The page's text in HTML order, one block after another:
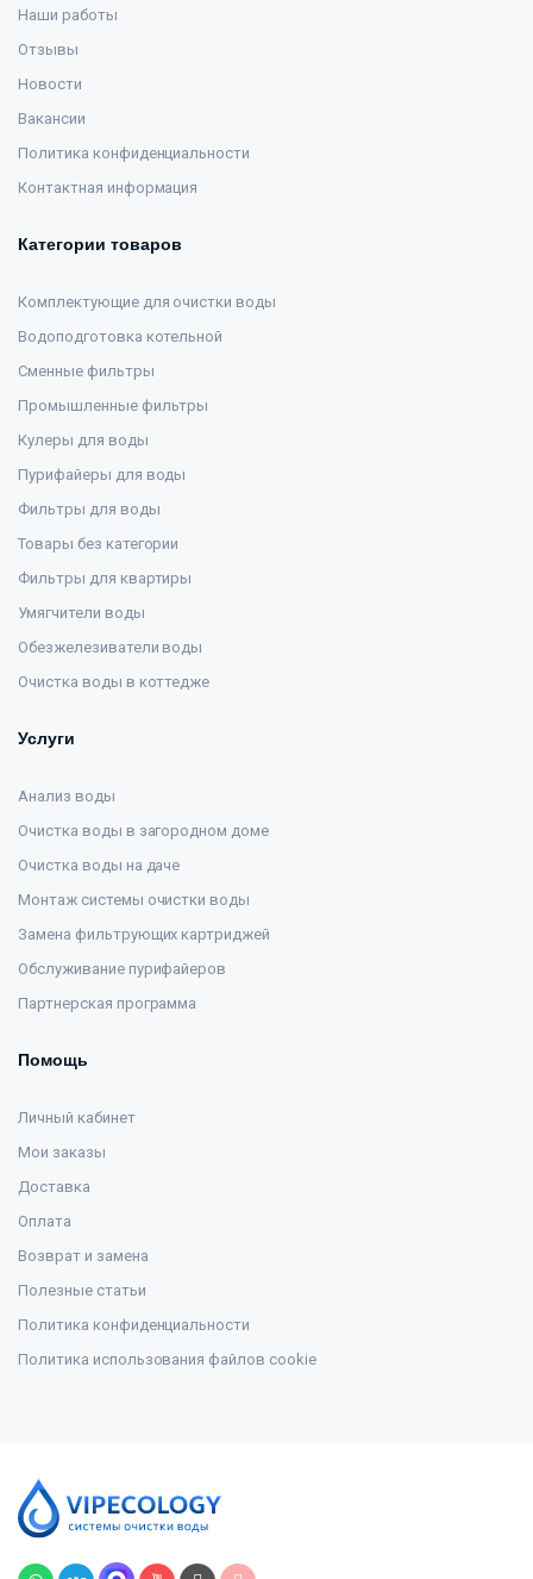
Наши работы
Отзывы
Новости
Вакансии
Политика конфиденциальности
Контактная информация
Категории товаров
Комплектующие для очистки воды
Водоподготовка котельной
Сменные фильтры
Промышленные фильтры
Кулеры для воды
Пурифайеры для воды
Фильтры для воды
Товары без категории
Фильтры для квартиры
Умягчители воды
Обезжелезиватели воды
Очистка воды в коттедже
Услуги
Анализ воды
Очистка воды в загородном доме
Очистка воды на даче
Монтаж системы очистки воды
Замена фильтрующих картриджей
Обслуживание пурифайеров
Партнерская программа
Помощь
Личный кабинет
Мои заказы
Доставка
Оплата
Возврат и замена
Полезные статьи
Политика конфиденциальности
Политика использования файлов cookie